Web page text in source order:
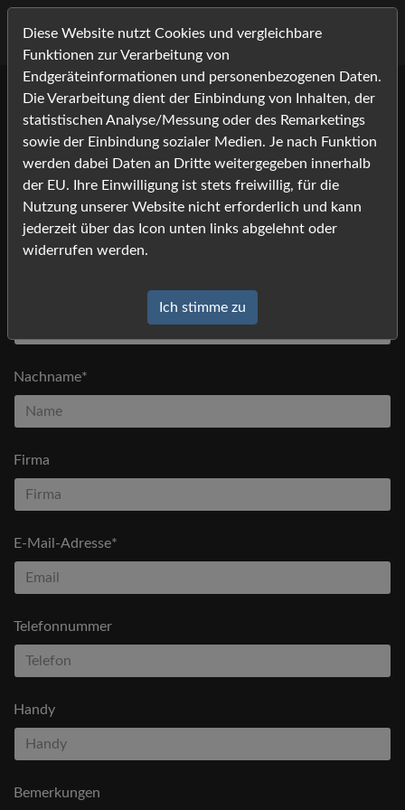
Bitte tragen Sie Ihre Kontaktdaten ein, und klicken Sie auf
[absenden].
*) Felder mit einem Stern dürfen nicht leer bleiben
Anfrage
Anrede
Nachname*
Firma
E-Mail-Adresse*
Telefonnummer
Handy
Bemerkungen
Diese Website nutzt Cookies und vergleichbare
Funktionen zur Verarbeitung von
Endgeräteinformationen und personenbezogenen Daten.
Die Verarbeitung dient der Einbindung von Inhalten, der
statistischen Analyse/Messung oder des Remarketings
sowie der Einbindung sozialer Medien. Je nach Funktion
werden dabei Daten an Dritte weitergegeben innerhalb
der EU. Ihre Einwilligung ist stets freiwillig, für die
Nutzung unserer Website nicht erforderlich und kann
jederzeit über das Icon unten links abgelehnt oder
widerrufen werden.
Ich stimme zu